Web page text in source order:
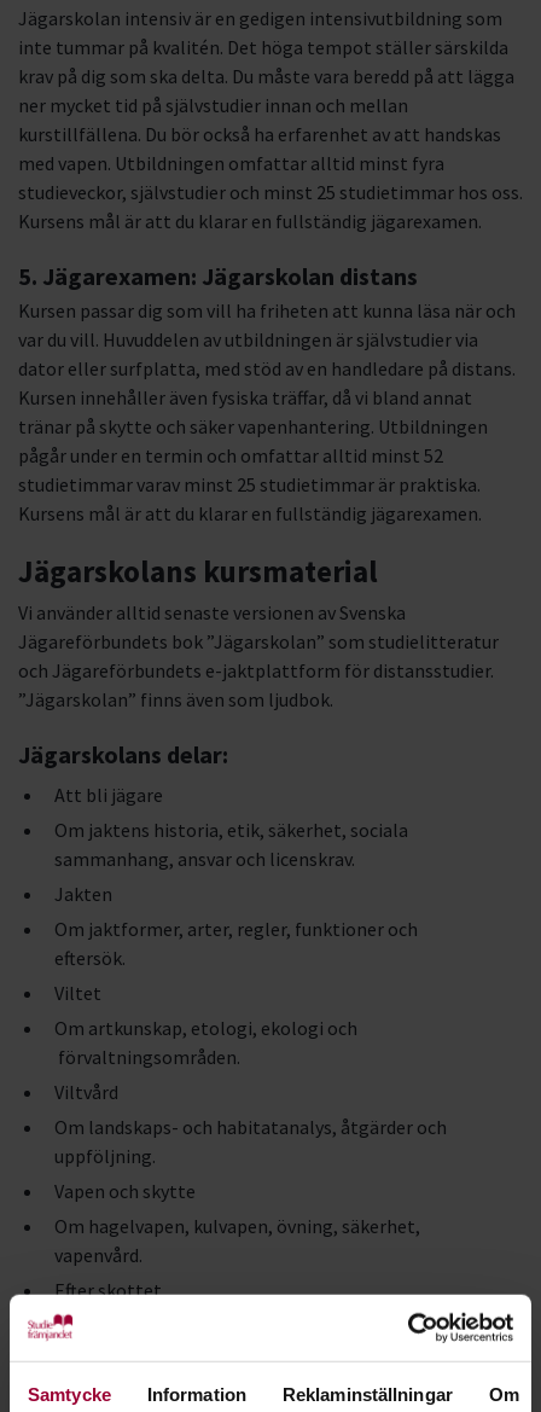
Samtycke Information Reklaminställningar Om
Jägarskolan intensiv är en gedigen intensivutbildning som
inte tummar på kvalitén. Det höga tempot ställer särskilda
krav på dig som ska delta. Du måste vara beredd på att lägga
ner mycket tid på självstudier innan och mellan
kurstillfällena. Du bör också ha erfarenhet av att handskas
med vapen. Utbildningen omfattar alltid minst fyra
studieveckor, självstudier och minst 25 studietimmar hos oss.
Kursens mål är att du klarar en fullständig jägarexamen.
5. Jägarexamen: Jägarskolan distans
Kursen passar dig som vill ha friheten att kunna läsa när och
var du vill. Huvuddelen av utbildningen är självstudier via
dator eller surfplatta, med stöd av en handledare på distans.
Kursen innehåller även fysiska träffar, då vi bland annat
tränar på skytte och säker vapenhantering. Utbildningen
pågår under en termin och omfattar alltid minst 52
studietimmar varav minst 25 studietimmar är praktiska.
Kursens mål är att du klarar en fullständig jägarexamen.
Jägarskolans kursmaterial
Vi använder alltid senaste versionen av Svenska
Jägareförbundets bok ”Jägarskolan” som studielitteratur
och Jägareförbundets e-jaktplattform för distansstudier.
”Jägarskolan” finns även som ljudbok.
Jägarskolans delar:
Att bli jägare
Om jaktens historia, etik, säkerhet, sociala
sammanhang, ansvar och licenskrav.
Jakten
Om jaktformer, arter, regler, funktioner och
eftersök.
Viltet
Om artkunskap, etologi, ekologi och
förvaltningsområden.
Viltvård
Om landskaps- och habitatanalys, åtgärder och
uppföljning.
Vapen och skytte
Om hagelvapen, kulvapen, övning, säkerhet,
vapenvård.
Efter skottet
Om vilthantering, besiktning, styckning, förvaring
Jaktens organisation